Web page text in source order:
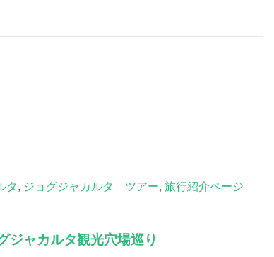
タ, ジョグジャカルタ ツアー, 旅行紹介ページ
ジャカルタ観光穴場巡り